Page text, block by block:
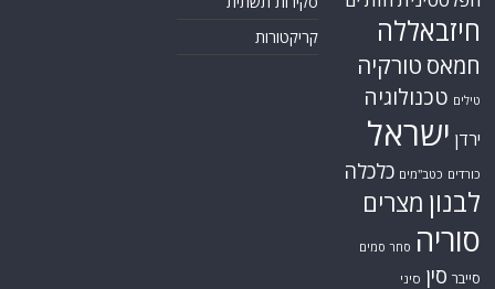
חיזבאללה
חמאס טורקיה
טילים טכנולוגיה
ירדן ישראל
כורדים כטב"מים כלכלה
לבנון מצרים
סוריה סחר סמים
סייבר סין סיני
קריקטורות